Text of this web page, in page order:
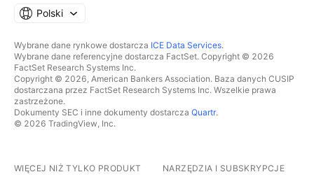
Polski
Wybrane dane rynkowe dostarcza ICE Data Services.
Wybrane dane referencyjne dostarcza FactSet. Copyright © 2026
FactSet Research Systems Inc.
Copyright © 2026, American Bankers Association. Baza danych CUSIP
dostarczana przez FactSet Research Systems Inc. Wszelkie prawa
zastrzeżone.
Dokumenty SEC i inne dokumenty dostarcza Quartr.
© 2026 TradingView, Inc.
WIĘCEJ NIŻ TYLKO PRODUKT NARZĘDZIA I SUBSKRYPCJE